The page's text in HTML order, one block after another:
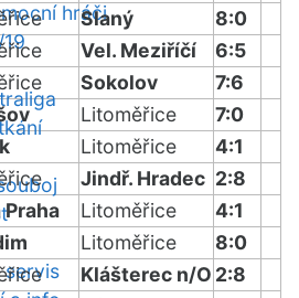
hráči
Slaný
8:0
Vel. Meziříčí
6:5
Sokolov
7:6
Litoměřice
7:0
Litoměřice
4:1
Jindř. Hradec 2:8
Praha Litoměřice
4:1
Litoměřice
8:0
Klášterec n/O 2:8